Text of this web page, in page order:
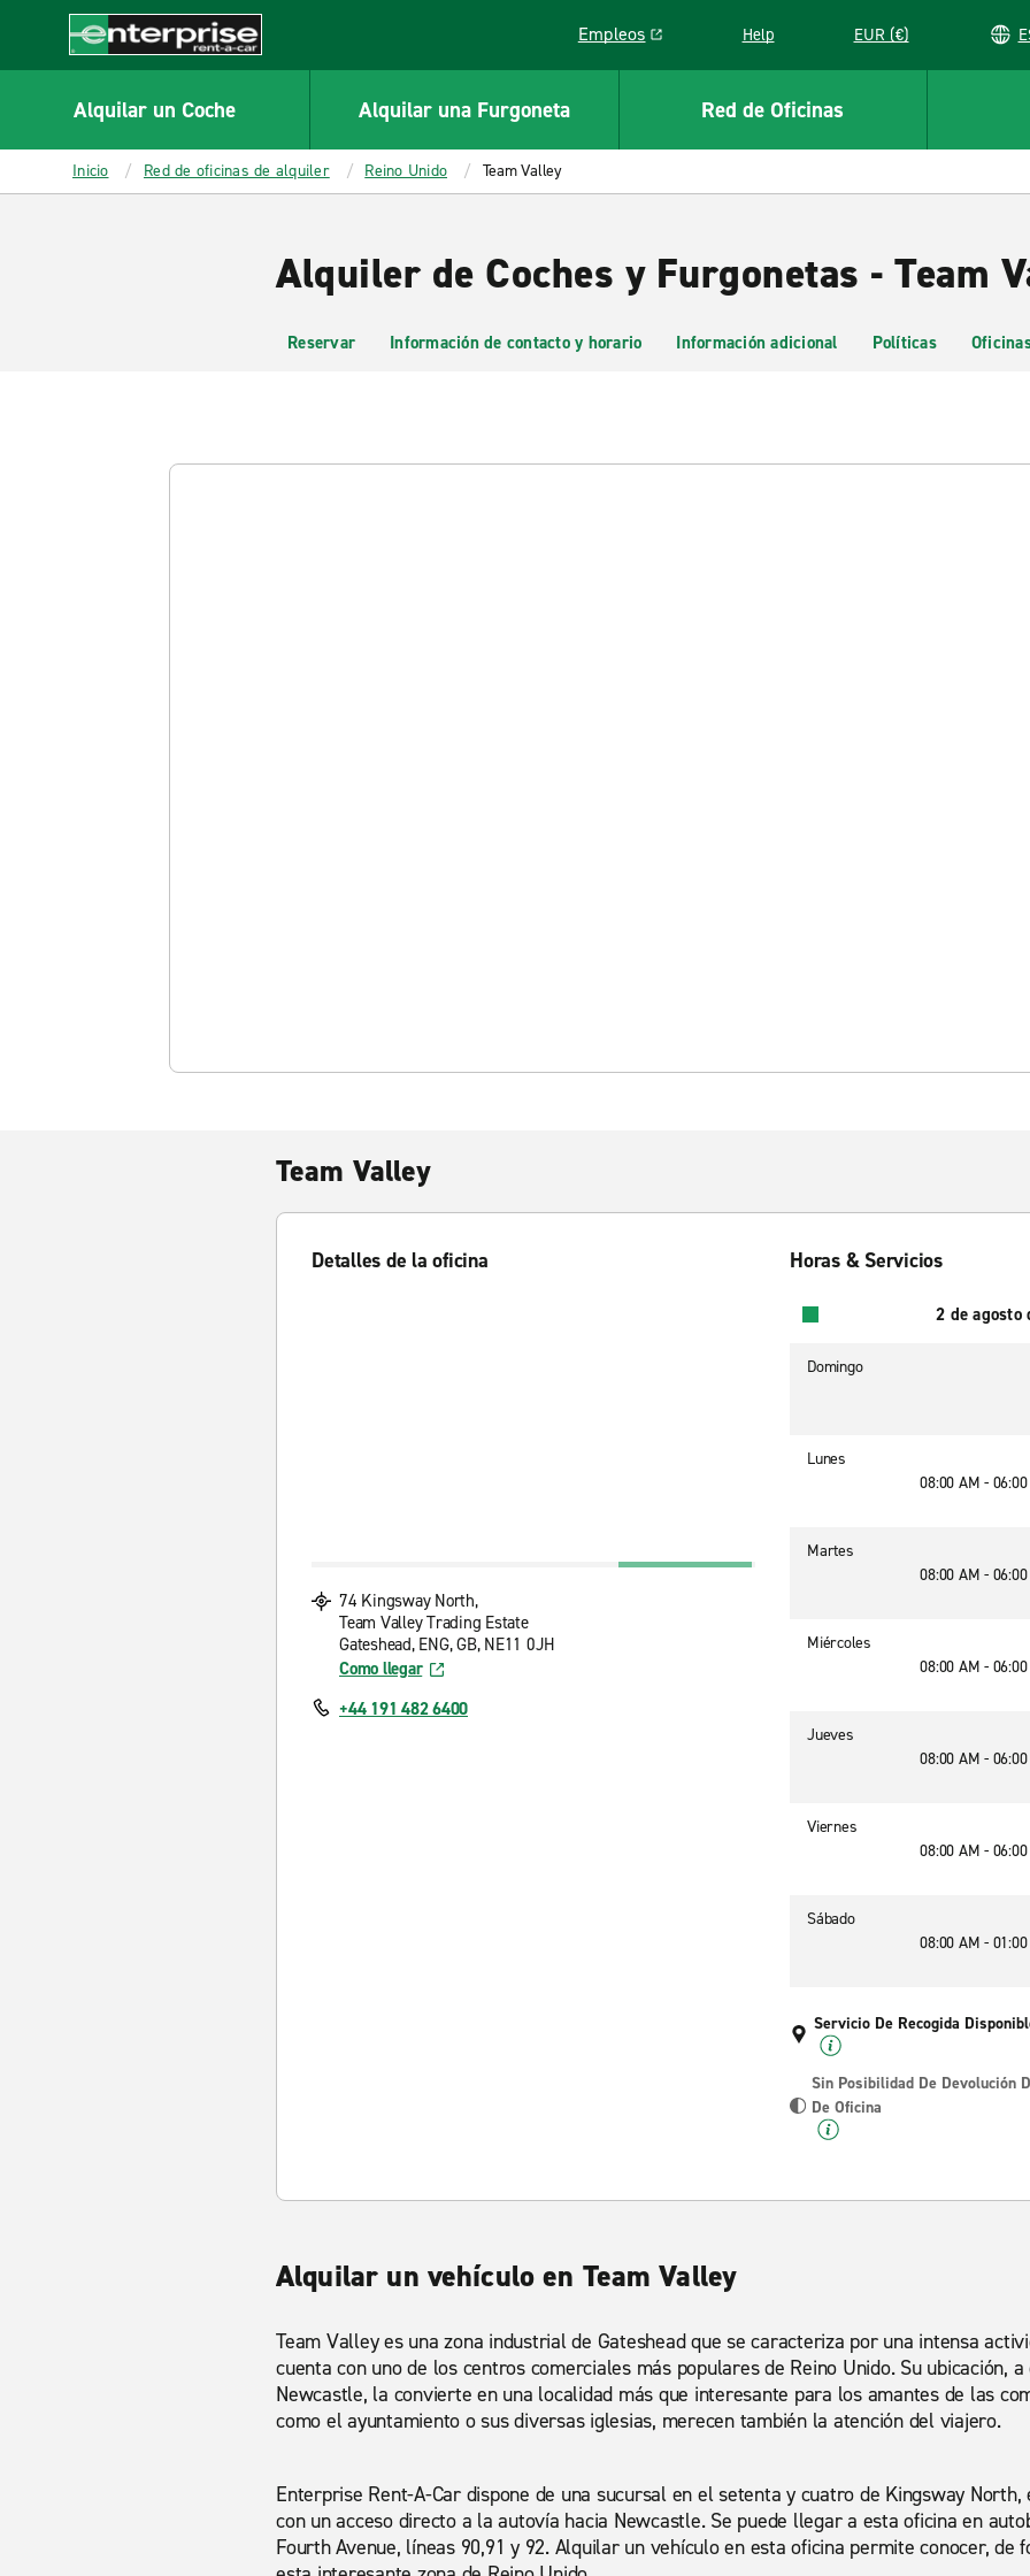
CONTENT
Enterprise
Empleos
Link opens in a new window
Help EUR (€)
Alquilar un Coche Alquilar una Furgoneta Red de Oficinas
Inicio Red de oficinas de alquiler Reino Unido Team Valley
Alquiler de Coches y Furgonetas - Team
Reservar Información de contacto y horario Información adicional Políticas
Team Valley
Detalles de la oficina
74 Kingsway North,
Team Valley Trading Estate
Gateshead, ENG, GB, NE11 0JH
Como llegar
+44 191 482 6400
Horas & Servicios
2 de agosto
Domingo
Lunes
08:00 AM -
Martes
08:00 AM -
Miércoles
08:00 AM -
Jueves
08:00 AM -
Viernes
08:00 AM -
Sábado
08:00 AM -
Servicio De Recogida
Sin Posibilidad De Devolución
De Oficina
Alquilar un vehículo en Team Valley
Team Valley es una zona industrial de Gateshead que se caracteriza por una intensa
cuenta con uno de los centros comerciales más populares de Reino Unido. Su ubicación,
Newcastle, la convierte en una localidad más que interesante para los amantes de las
como el ayuntamiento o sus diversas iglesias, merecen también la atención del viajero.
Enterprise Rent-A-Car dispone de una sucursal en el setenta y cuatro de Kingsway
con un acceso directo a la autovía hacia Newcastle. Se puede llegar a esta oficina en
Fourth Avenue, líneas 90,91 y 92. Alquilar un vehículo en esta oficina permite conocer, de